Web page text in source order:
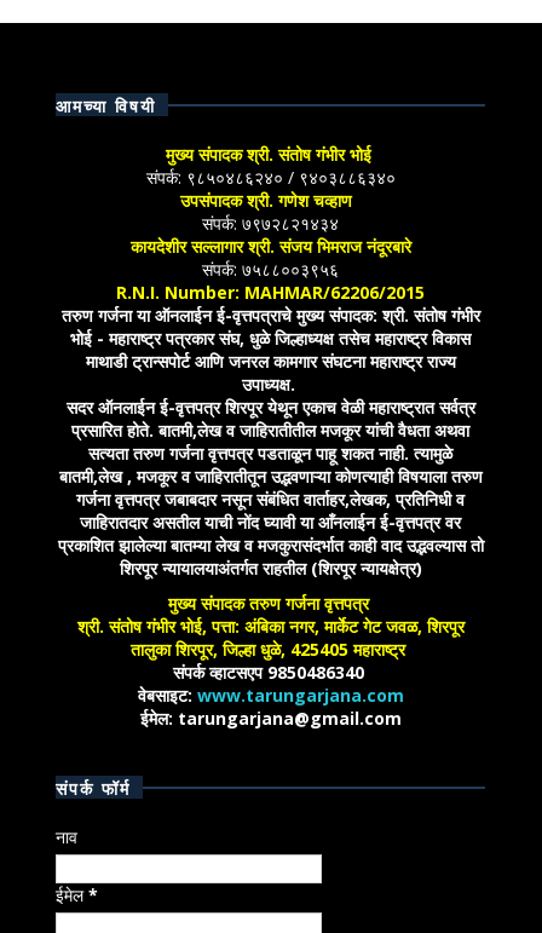
आमच्या विषयी
मुख्य संपादक श्री. संतोष गंभीर भोई
संपर्क: ९८५०४८६२४० / ९४०३८८६३४०
उपसंपादक श्री. गणेश चव्हाण
संपर्क: ७९७२८२१४३४
कायदेशीर सल्लागार श्री. संजय भिमराज नंदूरबारे
संपर्क: ७५८८००३९५६
R.N.I. Number: MAHMAR/62206/2015
तरुण गर्जना या ऑनलाईन ई-वृत्तपत्राचे मुख्य संपादक: श्री. संतोष गंभीर
भोई - महाराष्ट्र पत्रकार संघ, धुळे जिल्हाध्यक्ष तसेच महाराष्ट्र विकास
माथाडी ट्रान्सपोर्ट आणि जनरल कामगार संघटना महाराष्ट्र राज्य
उपाध्यक्ष.
सदर ऑनलाईन ई-वृत्तपत्र शिरपूर येथून एकाच वेळी महाराष्ट्रात सर्वत्र
प्रसारित होते. बातमी,लेख व जाहिरातीतील मजकूर यांची वैधता अथवा
सत्यता तरुण गर्जना वृत्तपत्र पडताळून पाहू शकत नाही. त्यामुळे
बातमी,लेख , मजकूर व जाहिरातीतून उद्भवणाऱ्या कोणत्याही विषयाला तरुण
गर्जना वृत्तपत्र जबाबदार नसून संबंधित वार्ताहर,लेखक, प्रतिनिधी व
जाहिरातदार असतील याची नोंद घ्यावी या आँनलाईन ई-वृत्तपत्र वर
प्रकाशित झालेल्या बातम्या लेख व मजकुरासंदर्भात काही वाद उद्भवल्यास तो
शिरपूर न्यायालयाअंतर्गत राहतील (शिरपूर न्यायक्षेत्र)
मुख्य संपादक तरुण गर्जना वृत्तपत्र
श्री. संतोष गंभीर भोई, पत्ता: अंबिका नगर, मार्केट गेट जवळ, शिरपूर
तालुका शिरपूर, जिल्हा धुळे, 425405 महाराष्ट्र
संपर्क व्हाटसएप 9850486340
वेबसाइट: www.tarungarjana.com
ईमेल: tarungarjana@gmail.com
संपर्क फॉर्म
नाव
ईमेल*